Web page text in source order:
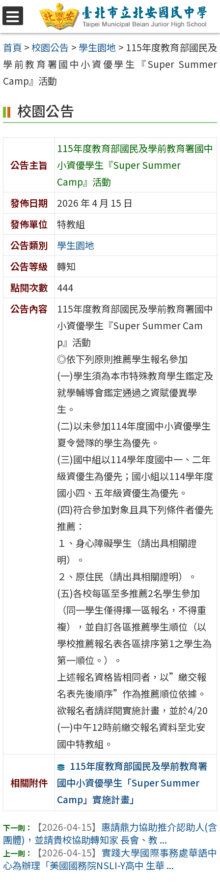
選
單
跳
至
主
要
內
區
首頁 >校園公告 > 學生園地 > 115年度教育部國民及
學前教育署國中小資優學生『Super Summer
Camp』活動
校園公告
公告主旨
115年度教育部國民及學前教育署國中
小資優學生『Super Summer
Camp』活動
發佈日期
2026 年 4 月 15 日
發佈單位
特教組
公告類別
學生園地
公告等級
轉知
點閱次數
444
公告內容
115年度教育部國民及學前教育署國中
小資優學生『Super Summer Cam
p』活動
◎依下列原則推薦學生報名參加
(一)學生須為本市特殊教育學生鑑定及
就學輔導會鑑定通過之資賦優異學
生。
(二)以未參加114年度國中小資優學生
夏令營隊的學生為優先。
(三)國中組以114學年度國中一、二年
級資優生為優先；國小組以114學年度
國小四、五年級資優生為優先。
(四)符合參加對象且具下列條件者優先
推薦：
１、身心障礙學生（請出具相關證
明）。
２、原住民（請出具相關證明）。
(五)各校每區至多推薦2名學生參加
（同一學生僅得擇一區報名，不得重
複），並自訂各區推薦學生順位（以
學校推薦報名表各區排序第1之學生為
第一順位。）。
上述報名資格皆相同者，以”繳交報
名表先後順序”作為推薦順位依據。
欲報名者請詳閱實施計畫，並於4/20
(一)中午12時前繳交報名資料至北安
國中特教組。
相關附件
115年度教育部國民及學前教育署
國中小資優學生「Super Summer
Camp」實施計畫」
【2026-04-15】 惠請鼎力協助推介認助人(含
團體)，並請貴校協助轉知家 長會、教 ...
【2026-04-15】 實踐大學國際事務處華語中
心為辦理「美國國務院NSLI-Y高中 生華 ...